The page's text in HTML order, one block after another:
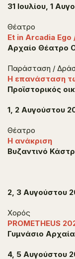
31 Ιουλίου, 1
Θέατρο
Et in Arcadia
Αρχαίο Θέατρο
Παράσταση /
Η επανάσταση
Προϊστορικός
1, 2 Αυγούστου
Θέατρο
Η ανάκριση
Βυζαντινό
2, 3 Αυγούστου
Χορός
PROMETHEUS
Γυμνάσιο
4, 5 Αυγούστου